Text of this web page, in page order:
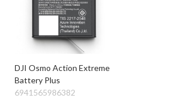
DJI Osmo Action Extreme
Battery Plus
6941565986382